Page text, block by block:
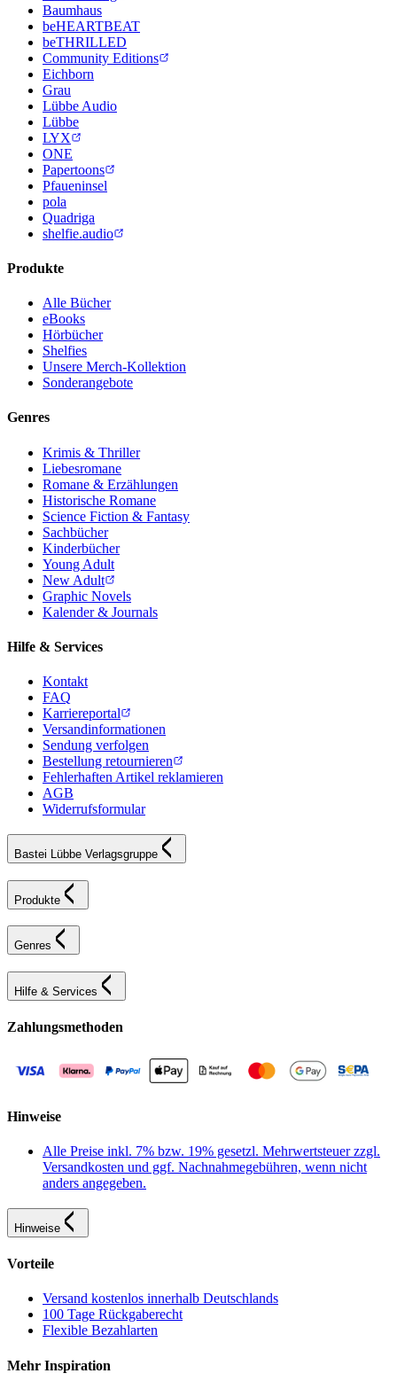
Baumhaus
beHEARTBEAT
beTHRILLED
Community Editions
Eichborn
Grau
Lübbe Audio
Lübbe
LYX
ONE
Papertoons
Pfaueninsel
pola
Quadriga
shelfie.audio
Produkte
Alle Bücher
eBooks
Hörbücher
Shelfies
Unsere Merch-Kollektion
Sonderangebote
Genres
Krimis & Thriller
Liebesromane
Romane & Erzählungen
Historische Romane
Science Fiction & Fantasy
Sachbücher
Kinderbücher
Young Adult
New Adult
Graphic Novels
Kalender & Journals
Hilfe & Services
Kontakt
FAQ
Karriereportal
Versandinformationen
Sendung verfolgen
Bestellung retournieren
Fehlerhaften Artikel reklamieren
AGB
Widerrufsformular
Bastei Lübbe Verlagsgruppe
Produkte
Genres
Hilfe & Services
Zahlungsmethoden
Hinweise
Alle Preise inkl. 7% bzw. 19% gesetzl. Mehrwertsteuer zzgl.
Versandkosten und ggf. Nachnahmegebühren, wenn nicht
anders angegeben.
Hinweise
Vorteile
Versand kostenlos innerhalb Deutschlands
100 Tage Rückgaberecht
Flexible Bezahlarten
Mehr Inspiration